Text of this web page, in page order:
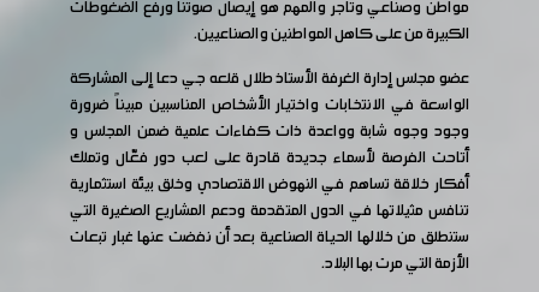
مواطن وصناعي وتاجر والمهم هو إيصال صوتنا ورفع الضغوطات
الكبيرة من على كاهل المواطنين والصناعيين.
عضو مجلس إدارة الغرفة الأستاذ طلال قلعه جي دعا إلى المشاركة
الواسعة في الانتخابات واختيار الأشخاص المناسبين مبيناً ضرورة
وجود وجوه شابة وواعدة ذات كفاءات علمية ضمن المجلس و
أتاحت الفرصة لأسماء جديدة قادرة على لعب دور فعّال وتملك
أفكار خلاقة تساهم في النهوض الاقتصادي وخلق بيئة استثمارية
تنافس مثيلاتها في الدول المتقدمة ودعم المشاريع الصغيرة التي
ستنطلق من خلالها الحياة الصناعية بعد أن نفضت عنها غبار تبعات
الأزمة التي مرت بها البلاد.